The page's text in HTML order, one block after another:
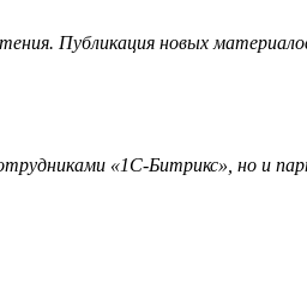
Публикация новых
«1С-Битрикс», но и